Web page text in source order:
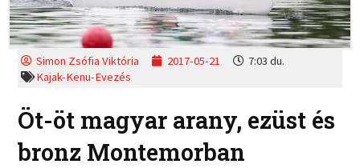
Simon Zsófia Viktória 2017-05-21
7:03 du.
Kajak-Kenu-Evezés
Öt-öt magyar arany, ezüst és
bronz Montemorban